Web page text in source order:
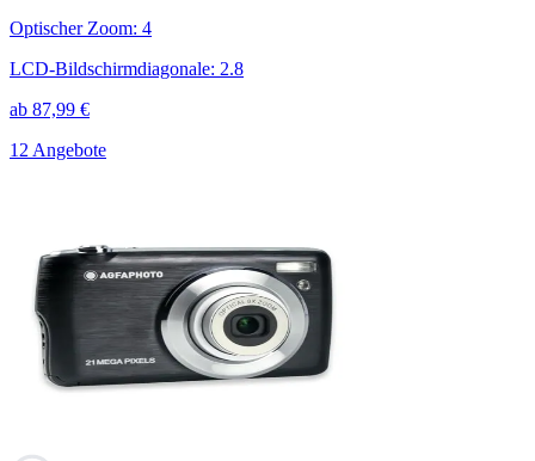
Optischer Zoom: 4
LCD-Bildschirmdiagonale: 2.8
ab 87,99 €
12 Angebote